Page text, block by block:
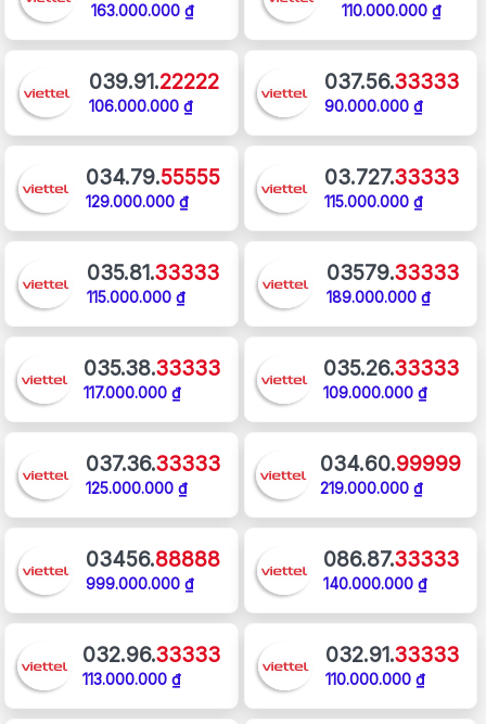
163.000.000 ₫ 110.000.000 ₫
039.91.22222
106.000.000 ₫
037.56.33333
90.000.000 ₫
034.79.55555
129.000.000 ₫
03.727.33333
115.000.000 ₫
035.81.33333
115.000.000 ₫
03579.33333
189.000.000 ₫
035.38.33333
117.000.000 ₫
035.26.33333
109.000.000 ₫
037.36.33333
125.000.000 ₫
034.60.99999
219.000.000 ₫
03456.88888
999.000.000 ₫
086.87.33333
140.000.000 ₫
032.96.33333
113.000.000 ₫
032.91.33333
110.000.000 ₫